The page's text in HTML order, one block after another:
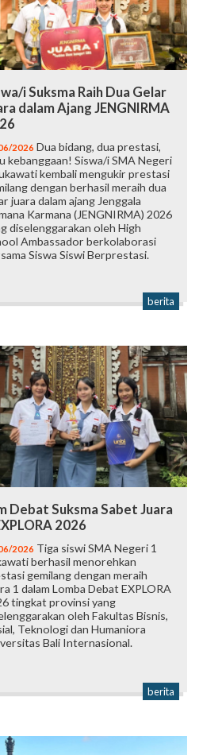
i Suksma Raih Dua Gelar
dalam Ajang JENGNIRMA
2026 Dua bidang, dua prestasi,
kebanggaan! Siswa/i SMA Negeri
kembali mengukir prestasi
dengan berhasil meraih dua
juara dalam ajang Jenggala
Karmana (JENGNIRMA) 2026
diselenggarakan oleh High
Ambassador berkolaborasi
Siswa Siswi Berprestasi.
berita
Debat Suksma Sabet Juara
2026
2026 Tiga siswi SMA Negeri 1
berhasil menorehkan
gemilang dengan meraih
1 dalam Lomba Debat EXPLORA
tingkat provinsi yang
oleh Fakultas Bisnis,
Teknologi dan Humaniora
Bali Internasional.
berita